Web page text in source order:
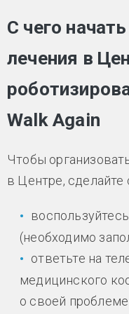
С чего
лечения в
Walk Again
Чтобы
в Центре,
(необходимо
ответьте на
медицинского
о своей